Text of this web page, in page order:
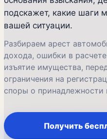
подскажет, какие шаги
вашей ситуации.
Разбираем арест
дохода, ошибки в
изъятие имущества,
ограничения на
споры о принадлежности
Получить